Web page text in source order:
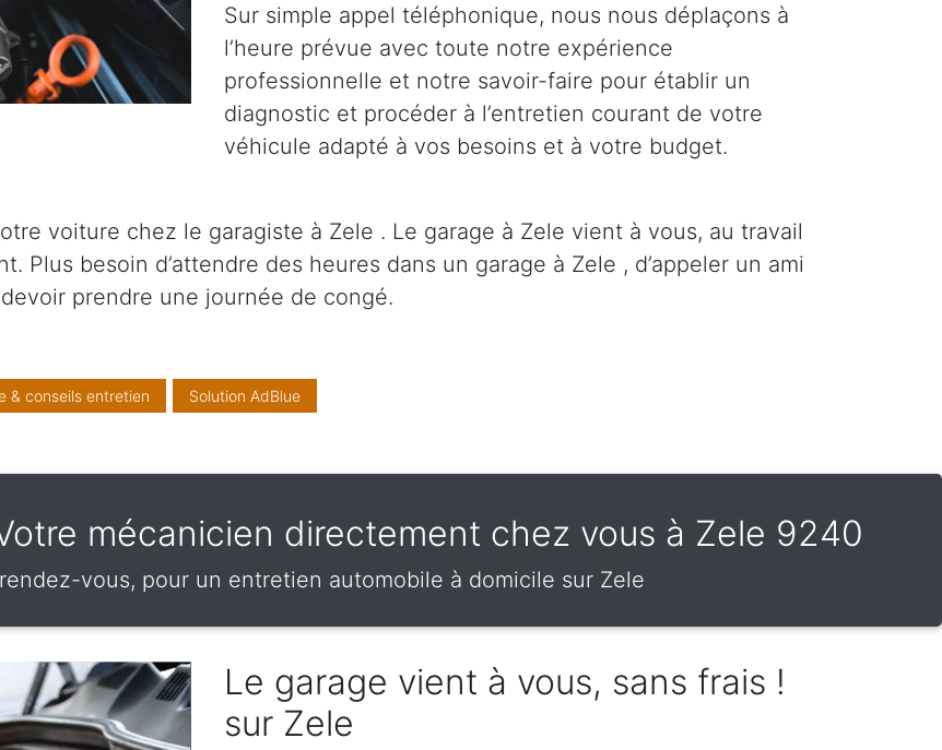
Sur simple appel téléphonique, nous nous déplaçons à
l’heure prévue avec toute notre expérience
professionnelle et notre savoir-faire pour établir un
diagnostic et procéder à l’entretien courant de votre
véhicule adapté à vos besoins et à votre budget.
voiture chez le garagiste à Zele . Le garage à Zele vient à vous, au travail
Plus besoin d’attendre des heures dans un garage à Zele , d’appeler un ami
prendre une journée de congé.
& conseils entretien Solution AdBlue
mécanicien directement chez vous à Zele 9240
vous, pour un entretien automobile à domicile sur Zele
Le garage vient à vous, sans frais !
sur Zele